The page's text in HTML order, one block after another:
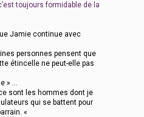
toujours formidable de la
Jamie continue avec
personnes pensent que
étincelle ne peut-elle pas
» ...
sont les hommes dont je
qui se battent pour
«